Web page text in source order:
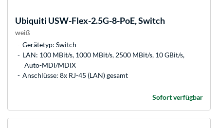
Ubiquiti USW-Flex-2.5G-8-PoE, Switch
weiß
Gerätetyp: Switch
LAN: 100 MBit/s, 1000 MBit/s, 2500 MBit/s, 10 GBit/s,
Auto-MDI/MDIX
Anschlüsse: 8x RJ-45 (LAN) gesamt
Sofort verfügbar